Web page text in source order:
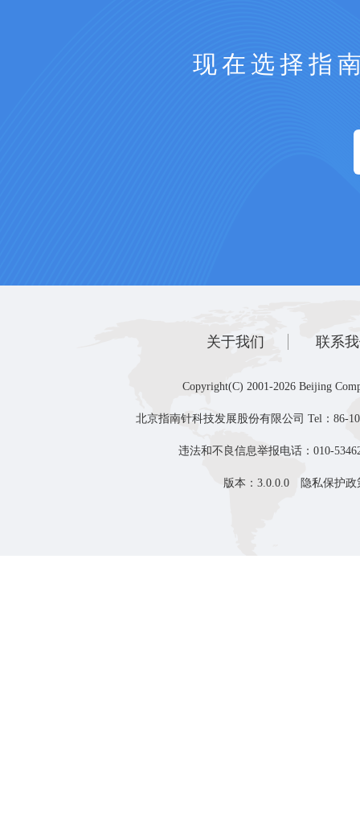
现在选择指
关于我们 联系
Copyright(C) 2001-2026 Beijing
北京指南针科技发展股份有限公司 Tel：86-
违法和不良信息举报电话：010-
版本：3.0.0.0 隐私保护政